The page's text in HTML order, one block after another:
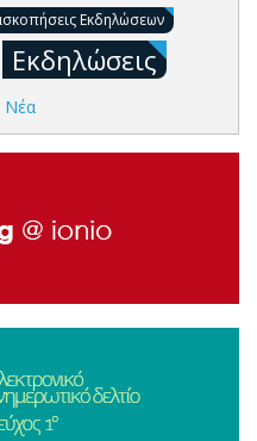
Εκδηλώσεων
Εκδηλώσεις
Νέα